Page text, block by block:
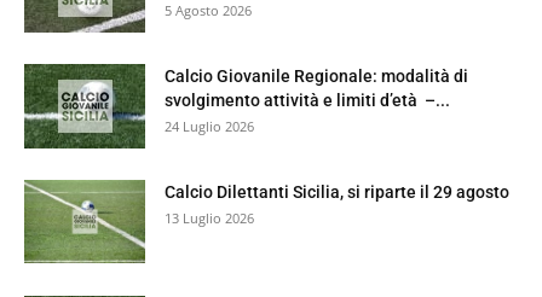
5 Agosto 2026
Calcio Giovanile Regionale: modalità di
svolgimento attività e limiti d’età –...
24 Luglio 2026
Calcio Dilettanti Sicilia, si riparte il 29 agosto
13 Luglio 2026